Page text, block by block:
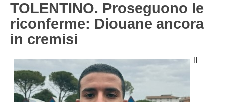
TOLENTINO. Proseguono le
riconferme: Diouane ancora
in cremisi